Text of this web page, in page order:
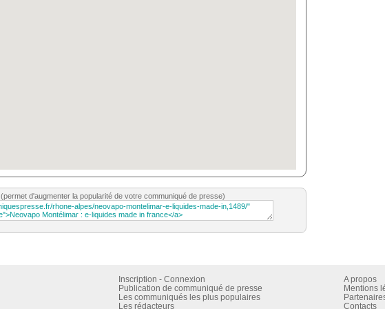
(permet d'augmenter la popularité de votre communiqué de presse)
Inscription - Connexion
Publication de communiqué de presse
Les communiqués les plus populaires
Les rédacteurs
A propos
Mentions
Contacts